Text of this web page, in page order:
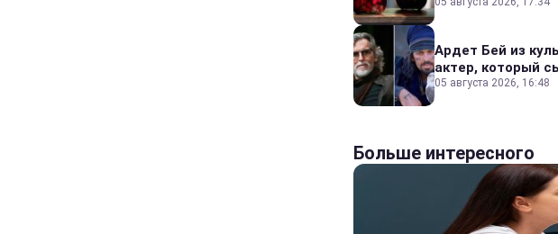
Ардет Бей из
актер, который
05 августа 2026, 16:48
Больше интересного